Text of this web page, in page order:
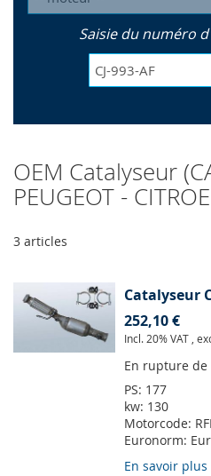
Saisie du numéro
OEM Catalyseur
PEUGEOT -
3 articles
Catalyseur
252,10 €
Incl. 20% VAT ,
En rupture de
PS: 177
kw: 130
Motorcode:
Euronorm:
En savoir plus